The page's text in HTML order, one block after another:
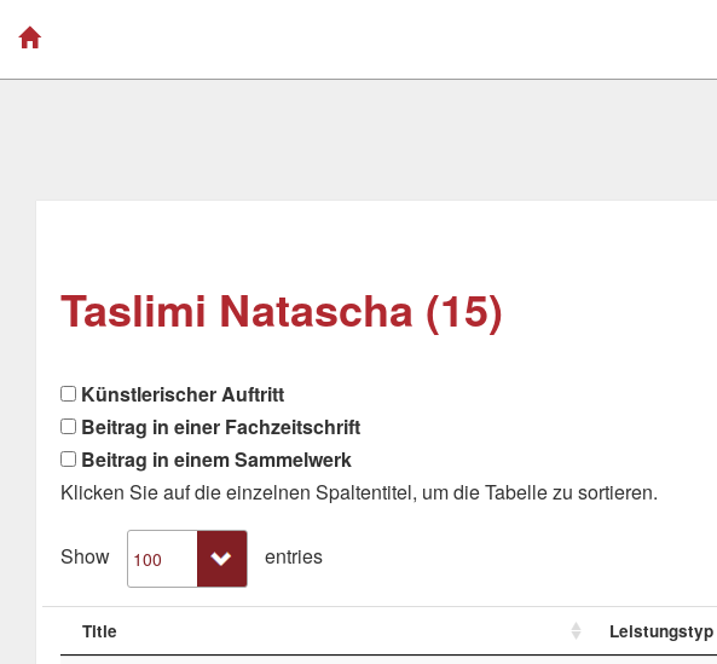
Taslimi Natascha (15)
Künstlerischer Auftritt
Beitrag in einer Fachzeitschrift
Beitrag in einem Sammelwerk
Klicken Sie auf die einzelnen Spaltentitel, um die Tabelle zu sortieren.
Show entries
Title Leistungstyp